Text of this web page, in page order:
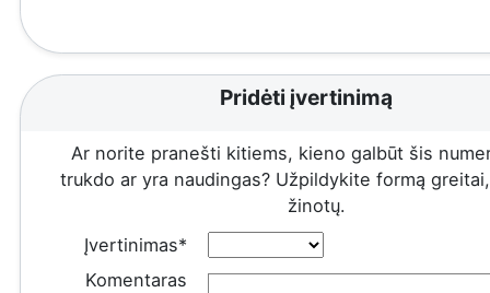
Pridėti įvertinimą
Ar norite pranešti kitiems, kieno galbūt šis
trukdo ar yra naudingas? Užpildykite formą
žinotų.
Įvertinimas*
Komentaras